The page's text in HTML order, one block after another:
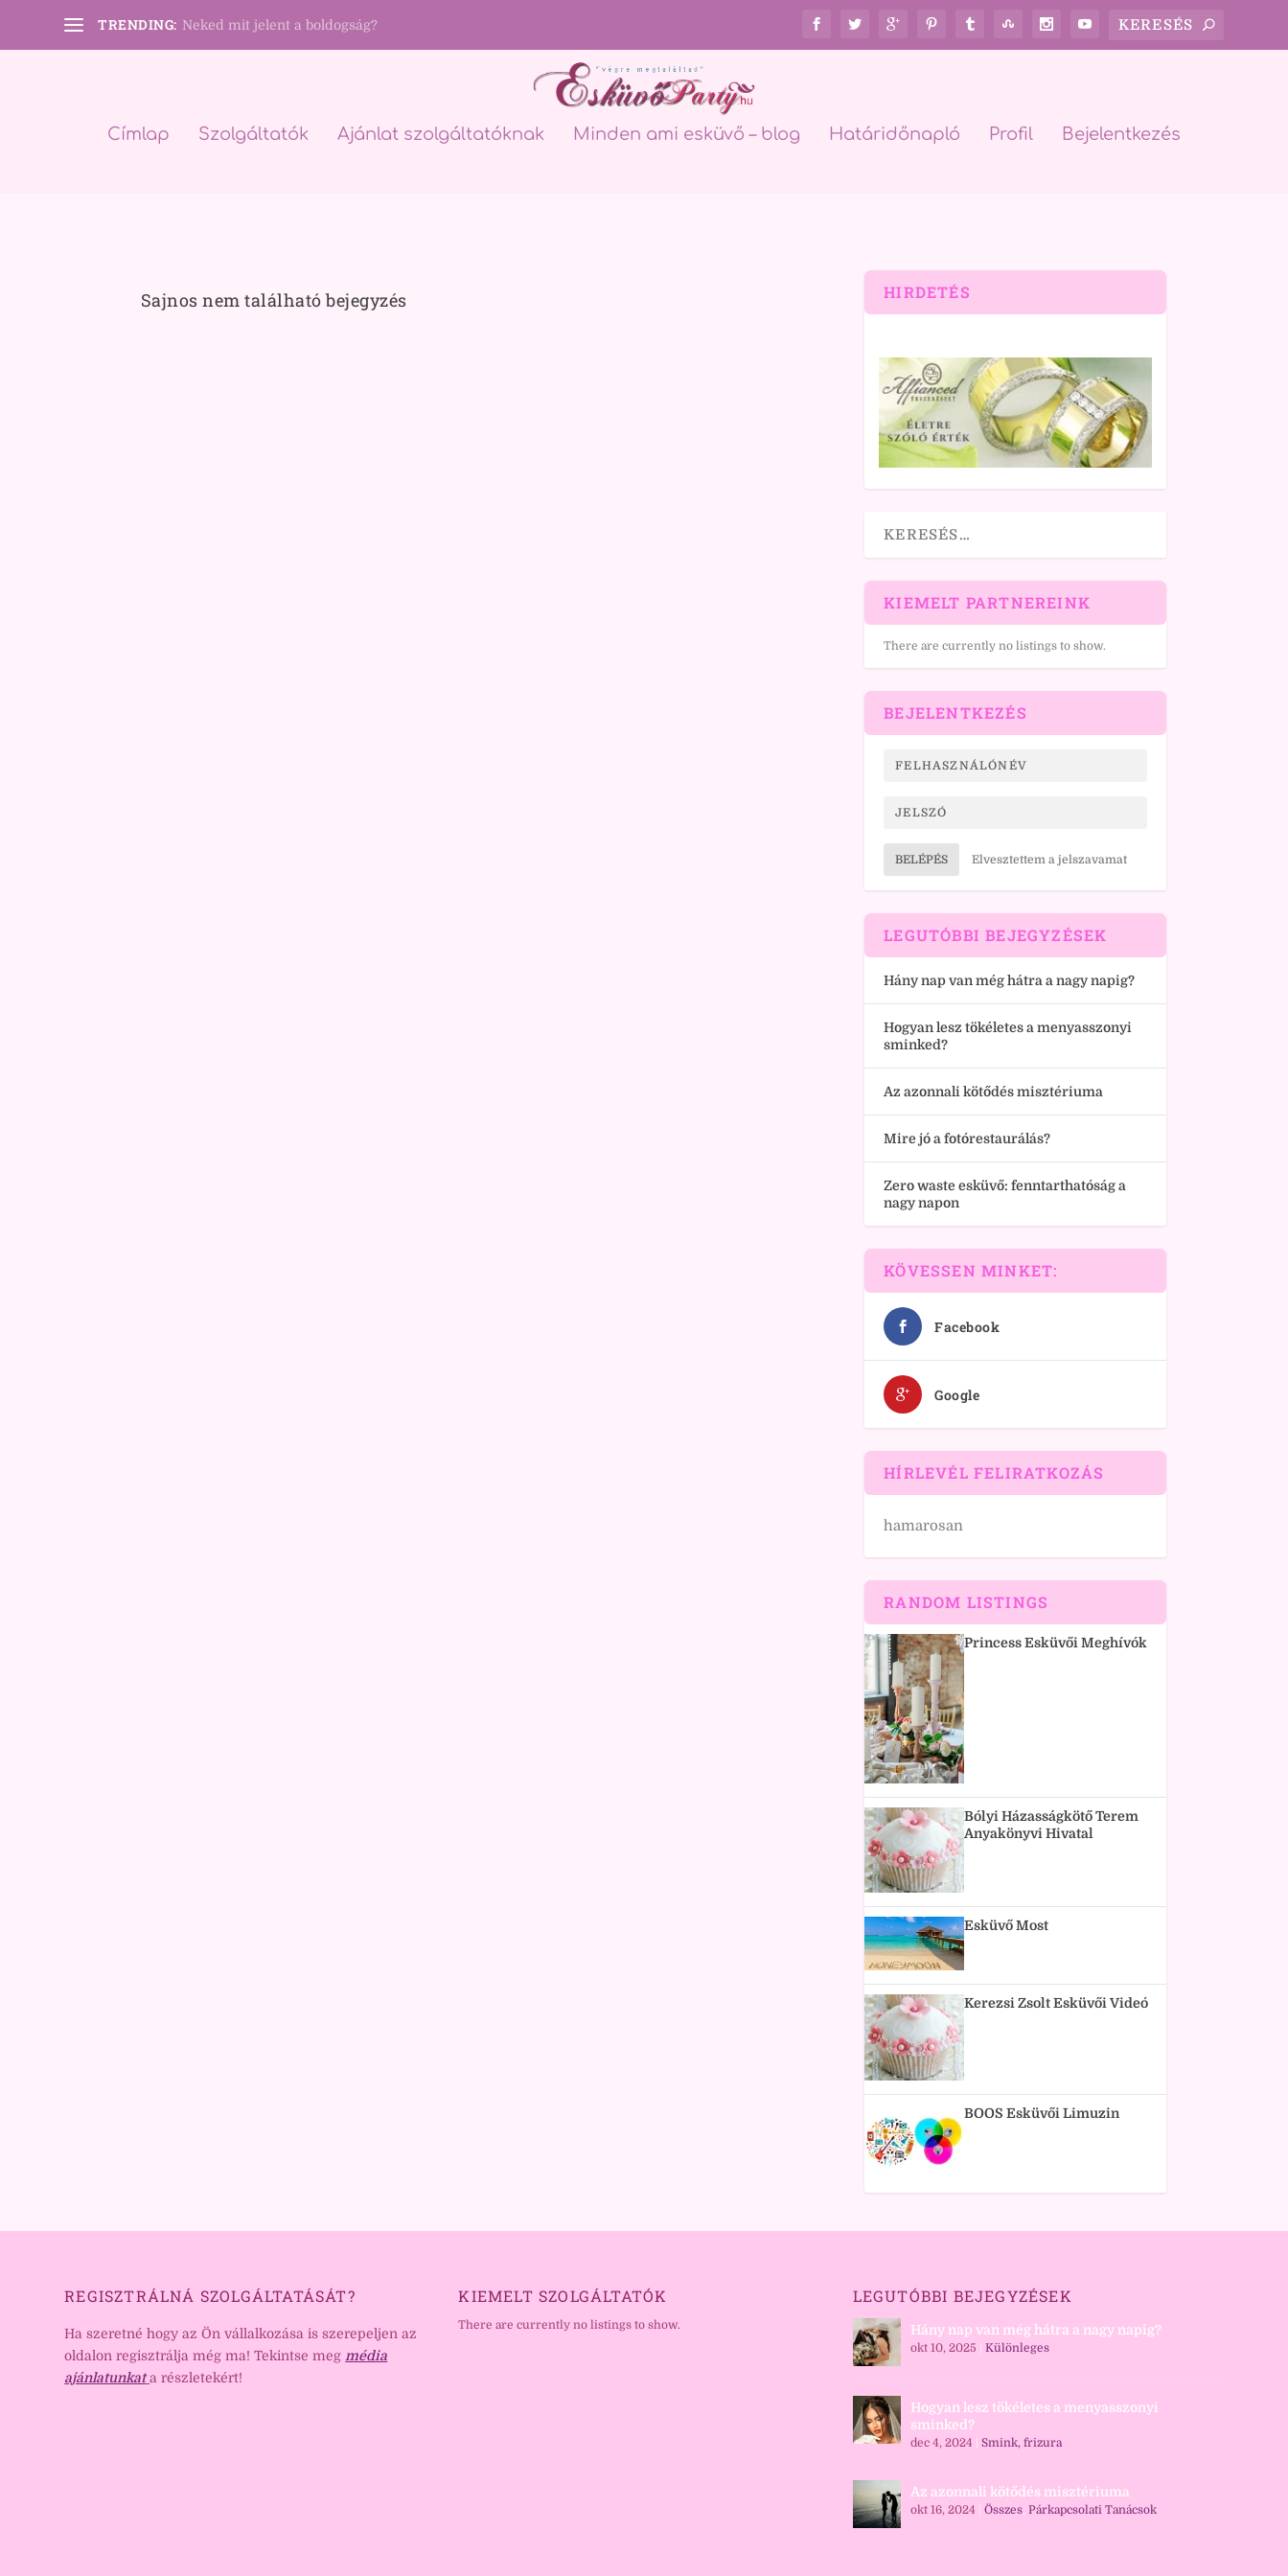
TRENDING: Neked mit jelent a boldogság?
Címlap Szolgáltatók Ajánlat szolgáltatóknak Minden ami esküvő – blog Határidőnapló Profil Bejelentkezés
Sajnos nem található bejegyzés HIRDETÉS
KIEMELT PARTNEREINK
There are currently no listings to show.
BEJELENTKEZÉS
BELÉPÉS Elvesztettem a jelszavamat
LEGUTÓBBI BEJEGYZÉSEK
Hány nap van még hátra a nagy napig?
Hogyan lesz tökéletes a menyasszonyi
sminked?
Az azonnali kötődés misztériuma
Mire jó a fotórestaurálás?
Zero waste esküvő: fenntarthatóság a
nagy napon
KÖVESSEN MINKET:
Facebook
Google
HÍRLEVÉL FELIRATKOZÁS
hamarosan
RANDOM LISTINGS
Princess Esküvői Meghívók
Bólyi Házasságkötő Terem
Anyakönyvi Hivatal
Esküvő Most
Kerezsi Zsolt Esküvői Videó
BOOS Esküvői Limuzin
REGISZTRÁLNÁ SZOLGÁLTATÁSÁT?
Ha szeretné hogy az Ön vállalkozása is szerepeljen az
oldalon regisztrálja még ma! Tekintse meg média
ajánlatunkat a részletekért!
KIEMELT SZOLGÁLTATÓK
There are currently no listings to show.
LEGUTÓBBI BEJEGYZÉSEK
Hány nap van még hátra a nagy napig?
okt 10, 2025 Különleges
Hogyan lesz tökéletes a menyasszonyi
sminked?
dec 4, 2024 Smink, frizura
Az azonnali kötődés misztériuma
okt 16, 2024 Összes, Párkapcsolati Tanácsok